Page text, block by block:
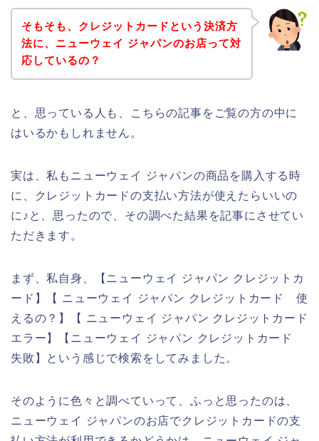
そもそも、クレジットカードという決済方
法に、ニューウェイ ジャパンのお店って対
応しているの？
と、思っている人も、こちらの記事をご覧の方の中に
はいるかもしれません。
実は、私もニューウェイ ジャパンの商品を購入する時
に、クレジットカードの支払い方法が使えたらいいの
に♪と、思ったので、その調べた結果を記事にさせてい
ただきます。
まず、私自身、【ニューウェイ ジャパン クレジットカ
ード】【 ニューウェイ ジャパン クレジットカード 使
えるの？】【 ニューウェイ ジャパン クレジットカード
エラー】【ニューウェイ ジャパン クレジットカード
失敗】という感じで検索をしてみました。
そのように色々と調べていって、ふっと思ったのは、
ニューウェイ ジャパンのお店でクレジットカードの支